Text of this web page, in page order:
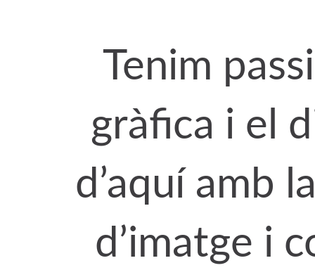
Tenim
gràfica i el
d’aquí amb
d’imatge i